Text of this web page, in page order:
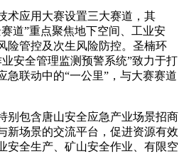
术应用大赛设置三大赛道，其
道”重点聚焦地下空间、工业安
险管控及次生风险防控。圣楠环
安全管理监测预警系统”致力于打
急联动中的“一公里”，与大赛赛道
别包含唐山安全应急产业场景招商
新场景的交流平台，促进资源有效
安全生产、矿山安全作业、有限空